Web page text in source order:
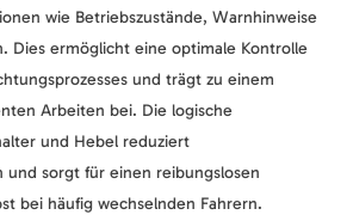
wie Betriebszustände, Warnhinweise
Dies ermöglicht eine optimale Kontrolle
und trägt zu einem
Arbeiten bei. Die logische
und Hebel reduziert
und sorgt für einen reibungslosen
bei häufig wechselnden Fahrern.